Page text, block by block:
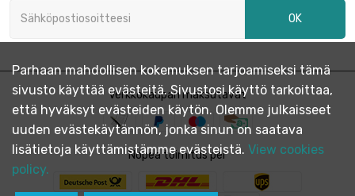
OK
Verkkokaupan maksutavat
Nopea toimitus per
Parhaan mahdollisen kokemuksen tarjoamiseksi tämä
sivusto käyttää evästeitä. Sivustosi käyttö tarkoittaa,
että hyväksyt evästeiden käytön. Olemme julkaisseet
uuden evästekäytännön, jonka sinun on saatava
lisätietoja käyttämistämme evästeistä. View cookies
policy.